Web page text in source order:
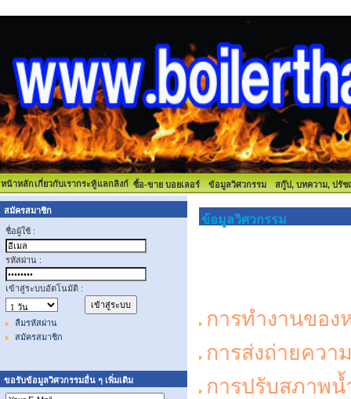
หน้าหลักเกี่ยวกับเรากระทู้แลกลิงก์ ซื้อ-ขาย บอยเลอร์ ข้อมูลวิศวกรรม สกู๊ป, บทความ, ปรัช
สมัครสมาชิก
ชื่อผู้ใช้ :
รหัสผ่าน :
เข้าสู่ระบบอัตโนมัติ :
ลืมรหัสผ่าน
สมัครสมาชิก
ขอรับข้อมูลวิศวกรรมอื่น ๆ เพิ่มเติม
ข้อมูลวิศวกรรม
การทำงานของ
การส่งถ่ายควา
การปรับสภาพน้